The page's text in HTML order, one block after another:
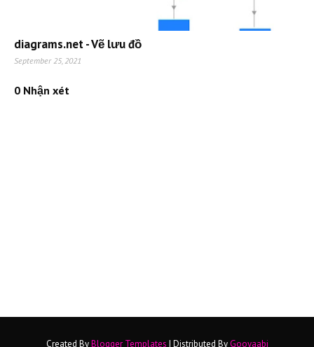
diagrams.net - Vẽ lưu đồ
September 25, 2021
0 Nhận xét
Created ByBlogger Templates | Distributed By Gooyaabi